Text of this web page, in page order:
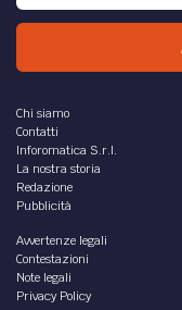
Una riflessione in
disciplinare dei
diLuigi Salvati,Giulia
LAVORO / Il
Punture fredde.
diEdmond Dantes
CULTURA /
Gli
Imola a Palazzo